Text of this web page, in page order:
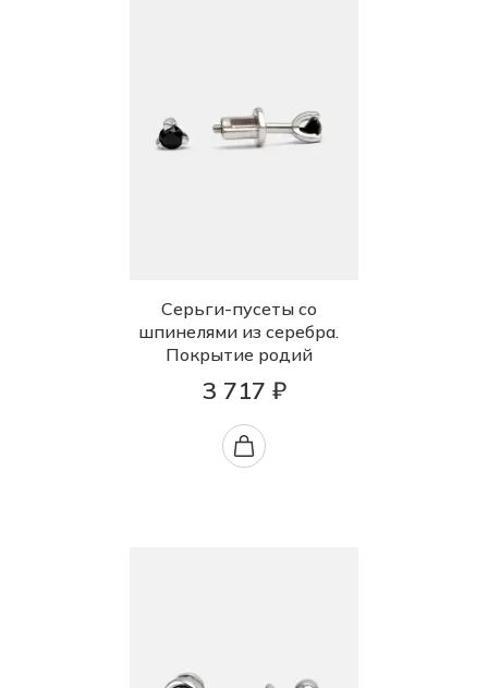
Серьги-пусеты со
шпинелями из серебра.
Покрытие родий
3 717 ₽